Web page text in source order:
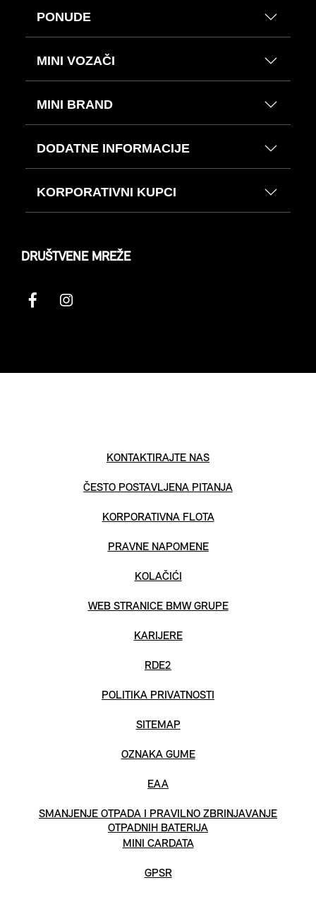
PONUDE
MINI VOZAČI
MINI BRAND
DODATNE INFORMACIJE
KORPORATIVNI KUPCI
DRUŠTVENE MREŽE
KONTAKTIRAJTE NAS
ČESTO POSTAVLJENA PITANJA
KORPORATIVNA FLOTA
PRAVNE NAPOMENE
KOLAČIĆI
WEB STRANICE BMW GRUPE
KARIJERE
RDE2
POLITIKA PRIVATNOSTI
SITEMAP
OZNAKA GUME
EAA
SMANJENJE OTPADA I PRAVILNO ZBRINJAVANJE
OTPADNIH BATERIJA
MINI CARDATA
GPSR